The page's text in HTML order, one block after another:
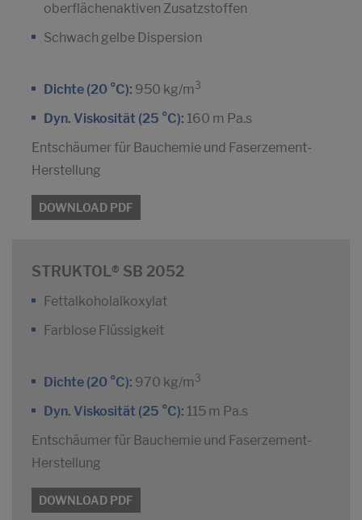
oberflächenaktiven Zusatzstoffen
Schwach gelbe Dispersion
Dichte (20 °C): 950 kg/m 3
Dyn. Viskosität (25 °C): 160 m Pa.s
Entschäumer für Bauchemie und Faserzement-
Herstellung
DOWNLOAD PDF
STRUKTOL® SB 2052
Fettalkoholalkoxylat
Farblose Flüssigkeit
Dichte (20 °C): 970 kg/m 3
Dyn. Viskosität (25 °C): 115 m Pa.s
Entschäumer für Bauchemie und Faserzement-
Herstellung
DOWNLOAD PDF